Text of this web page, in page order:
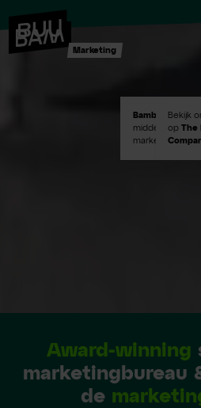
Marketing
Bambuu #2in
middelgroot
Bekijk
opThe
Award-winning
marketingbureau
de